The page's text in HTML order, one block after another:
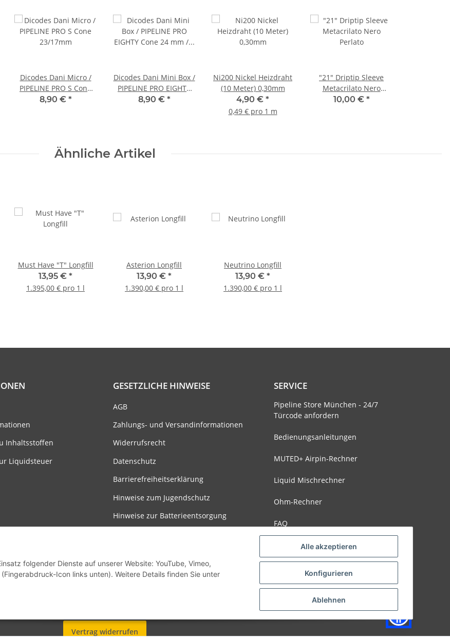
Alle akzeptieren
Konfigurieren
Ablehnen
folgender Dienste auf unserer Website: YouTube, Vimeo,
Icon links unten). Weitere Details finden Sie unter
Dicodes Dani Micro /
PIPELINE PRO S Cone
23/17mm
8,90 € *
Dicodes Dani Mini Box /
PIPELINE PRO EIGHTY
Cone 24 mm / 23 mm
8,90 € *
Ni200 Nickel Heizdraht
(10 Meter) 0,30mm
4,90 € *
0,49 € pro 1 m
"21" Driptip Sleeve
Metacrilato Nero
Perlato
10,00 € *
Ähnliche Artikel
Must Have "T" Longfill
13,95 € *
1.395,00 € pro 1 l
Asterion Longfill
13,90 € *
1.390,00 € pro 1 l
Neutrino Longfill
13,90 € *
1.390,00 € pro 1 l
Inhaltsstoffen
Liquidsteuer
GESETZLICHE HINWEISE
AGB
Zahlungs- und Versandinformationen
Widerrufsrecht
Datenschutz
Barrierefreiheitserklärung
Hinweise zum Jugendschutz
Hinweise zur Batterieentsorgung
SERVICE
Pipeline Store München - 24/7
Türcode anfordern
Bedienungsanleitungen
MUTED+ Airpin-Rechner
Liquid Mischrechner
Ohm-Rechner
FAQ
Vertrag widerrufen